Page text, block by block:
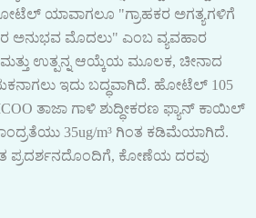
ಯಾವಾಗಲೂ "ಗ್ರಾಹಕರ ಅಗತ್ಯಗಳಿಗೆ
ಅನುಭವ ಮೊದಲು" ಎಂಬ ವ್ಯವಹಾರ
ಮತ್ತು ಉತ್ಪನ್ನ ಆಯ್ಕೆಯ ಮೂಲಕ, ಚೀನಾದ
ಇದು ಬದ್ಧವಾಗಿದೆ. ಹೋಟೆಲ್ 105
ತಾಜಾ ಗಾಳಿ ಶುದ್ಧೀಕರಣ ಫ್ಯಾನ್ ಕಾಯಿಲ್
35ug/m³ ಗಿಂತ ಕಡಿಮೆಯಾಗಿದೆ.
ಪ್ರದರ್ಶನದೊಂದಿಗೆ, ಕೋಣೆಯ ದರವು